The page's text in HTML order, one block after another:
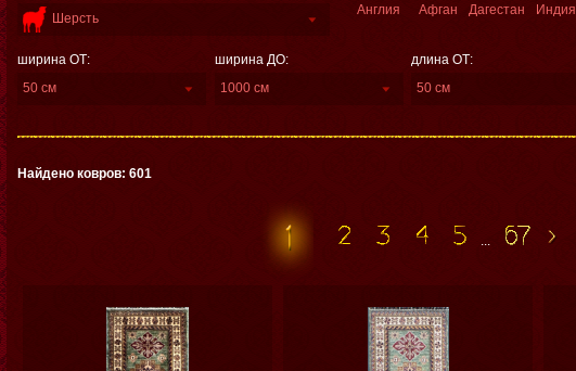
Шерсть
Англия Афган Дагестан Индия
ширина ОТ:
50 см
ширина ДО:
1000 см
длина ОТ:
50 см
Найдено ковров: 601
...